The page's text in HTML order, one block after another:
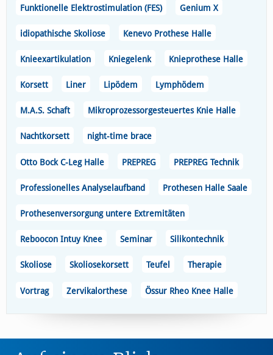
Funktionelle Elektrostimulation (FES) Genium X
idiopathische Skoliose Kenevo Prothese Halle
Knieexartikulation Kniegelenk Knieprothese Halle
Korsett Liner Lipödem Lymphödem
M.A.S. Schaft Mikroprozessorgesteuertes Knie Halle
Nachtkorsett night-time brace
Otto Bock C-Leg Halle PREPREG PREPREG Technik
Professionelles Analyselaufband Prothesen Halle Saale
Prothesenversorgung untere Extremitäten
Reboocon Intuy Knee Seminar Silikontechnik
Skoliose Skoliosekorsett Teufel Therapie
Vortrag Zervikalorthese Össur Rheo Knee Halle